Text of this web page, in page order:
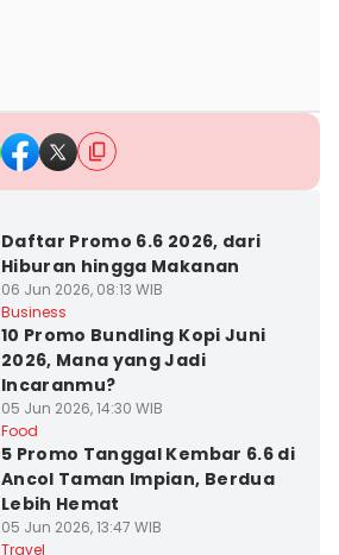
Daftar Promo 6.6 2026, dari
Hiburan hingga Makanan
06 Jun 2026, 08:13 WIB
Business
10 Promo Bundling Kopi Juni
2026, Mana yang Jadi
Incaranmu?
05 Jun 2026, 14:30 WIB
Food
5 Promo Tanggal Kembar 6.6 di
Ancol Taman Impian, Berdua
Lebih Hemat
05 Jun 2026, 13:47 WIB
Travel